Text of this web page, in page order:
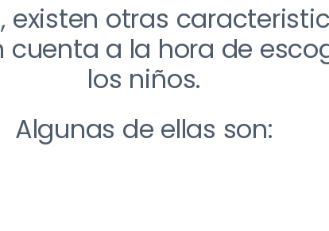
otras
cuenta a la hora de
los niños.
Algunas de ellas son: